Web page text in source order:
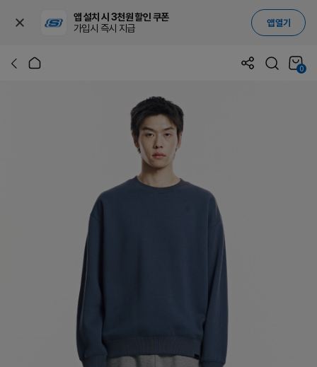
앱 설치 시 3천원 할인 쿠폰
가입시 즉시 지급
앱 열기
0